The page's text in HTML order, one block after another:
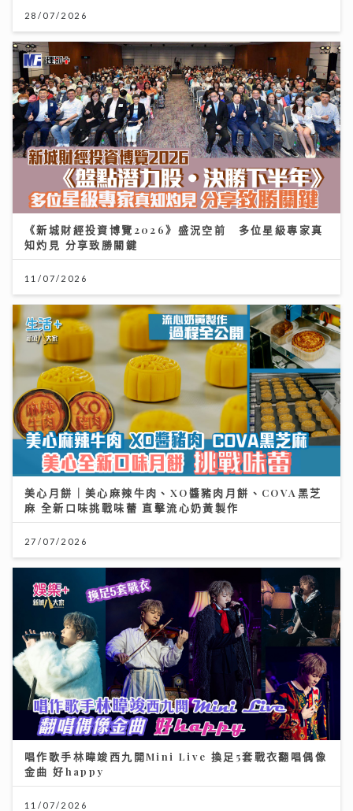
28/07/2026
《新城財經投資博覽2026》盛況空前 多位星級專家真
知灼見 分享致勝關鍵
11/07/2026
美心月餅｜美心麻辣牛肉、XO醬豬肉月餅、COVA黑芝
麻 全新口味挑戰味蕾 直擊流心奶黃製作
27/07/2026
唱作歌手林暐竣西九開Mini Live 換足5套戰衣翻唱偶像
金曲 好happy
11/07/2026